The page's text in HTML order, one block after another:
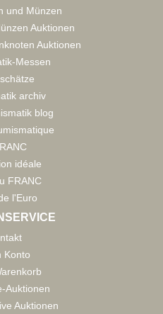
und Münzen
Auktionen
Auktionen
Messen
archiv
blog
idéale
FRANC
l'Euro
Konto
Auktionen
Auktionen